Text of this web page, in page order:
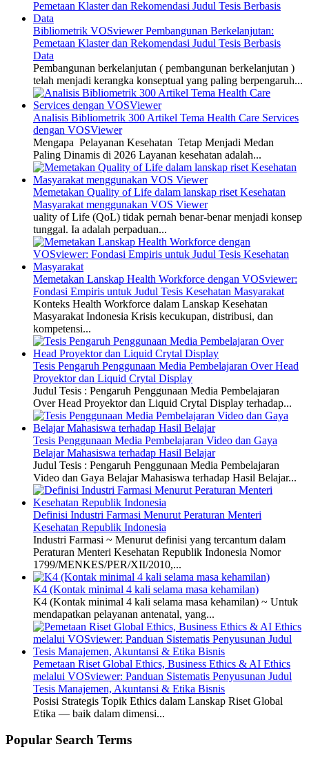
Bibliometrik VOSviewer Pembangunan Berkelanjutan:
Pemetaan Klaster dan Rekomendasi Judul Tesis Berbasis
Data
Pembangunan berkelanjutan ( pembangunan berkelanjutan )
telah menjadi kerangka konseptual yang paling berpengaruh...
Analisis Bibliometrik 300 Artikel Tema Health Care Services
dengan VOSViewer
Mengapa Pelayanan Kesehatan Tetap Menjadi Medan
Paling Dinamis di 2026 Layanan kesehatan adalah...
Memetakan Quality of Life dalam lanskap riset Kesehatan
Masyarakat menggunakan VOS Viewer
uality of Life (QoL) tidak pernah benar-benar menjadi konsep
tunggal. Ia adalah perpaduan...
Memetakan Lanskap Health Workforce dengan VOSviewer:
Fondasi Empiris untuk Judul Tesis Kesehatan Masyarakat
Konteks Health Workforce dalam Lanskap Kesehatan
Masyarakat Indonesia Krisis kecukupan, distribusi, dan
kompetensi...
Tesis Pengaruh Penggunaan Media Pembelajaran Over Head
Proyektor dan Liquid Crytal Display
Judul Tesis : Pengaruh Penggunaan Media Pembelajaran
Over Head Proyektor dan Liquid Crytal Display terhadap...
Tesis Penggunaan Media Pembelajaran Video dan Gaya
Belajar Mahasiswa terhadap Hasil Belajar
Judul Tesis : Pengaruh Penggunaan Media Pembelajaran
Video dan Gaya Belajar Mahasiswa terhadap Hasil Belajar...
Definisi Industri Farmasi Menurut Peraturan Menteri
Kesehatan Republik Indonesia
Industri Farmasi ~ Menurut definisi yang tercantum dalam
Peraturan Menteri Kesehatan Republik Indonesia Nomor
1799/MENKES/PER/XII/2010,...
K4 (Kontak minimal 4 kali selama masa kehamilan)
K4 (Kontak minimal 4 kali selama masa kehamilan) ~ Untuk
mendapatkan pelayanan antenatal, yang...
Pemetaan Riset Global Ethics, Business Ethics & AI Ethics
melalui VOSviewer: Panduan Sistematis Penyusunan Judul
Tesis Manajemen, Akuntansi & Etika Bisnis
Posisi Strategis Topik Ethics dalam Lanskap Riset Global
Etika — baik dalam dimensi...
Popular Search Terms